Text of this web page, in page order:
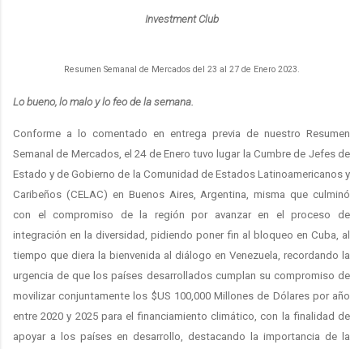
Investment Club
Resumen Semanal de Mercados del 23 al 27 de Enero 2023.
Lo bueno, lo malo y lo feo de la semana.
Conforme a lo comentado en entrega previa de nuestro Resumen
Semanal de Mercados, el 24 de Enero tuvo lugar la Cumbre de Jefes de
Estado y de Gobierno de la Comunidad de Estados Latinoamericanos y
Caribeños (CELAC) en Buenos Aires, Argentina, misma que culminó
con el compromiso de la región por avanzar en el proceso de
integración en la diversidad, pidiendo poner fin al bloqueo en Cuba, al
tiempo que diera la bienvenida al diálogo en Venezuela, recordando la
urgencia de que los países desarrollados cumplan su compromiso de
movilizar conjuntamente los $US 100,000 Millones de Dólares por año
entre 2020 y 2025 para el financiamiento climático, con la finalidad de
apoyar a los países en desarrollo, destacando la importancia de la